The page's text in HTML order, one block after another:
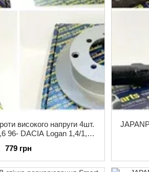
високого напруги 4шт.
96- DACIA Logan 1,4/1,6
779 грн